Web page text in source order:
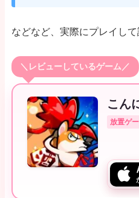
などなど、実際にプレイし
＼レビューしているゲーム／
こん
放置ゲ